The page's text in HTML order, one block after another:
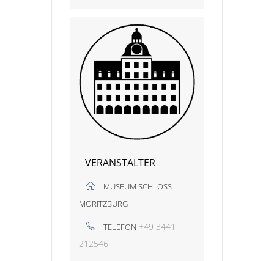
VERANSTALTER
MUSEUM SCHLOSS
MORITZBURG
TELEFON +49 3441
212546